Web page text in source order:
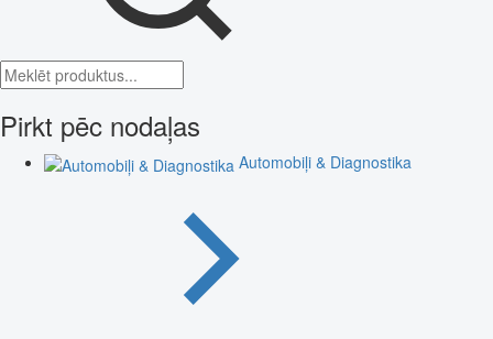
Pirkt pēc nodaļas
Automobiļi & Diagnostika